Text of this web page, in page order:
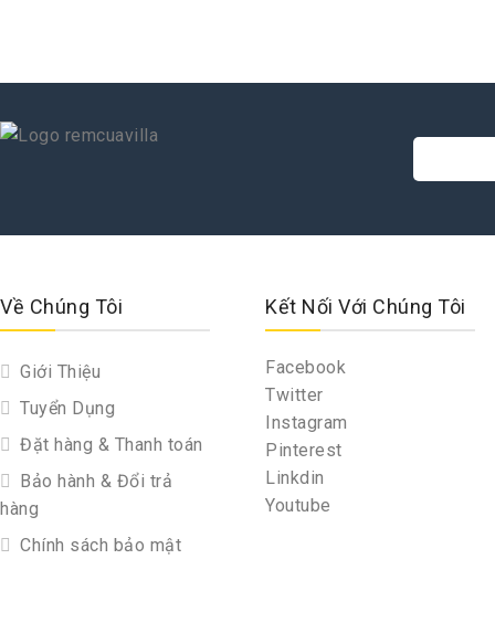
Về Chúng Tôi
Giới Thiệu
Tuyển Dụng
Đặt hàng & Thanh toán
Bảo hành & Đổi trả
hàng
Chính sách bảo mật
Kết Nối Với Chúng Tôi
Facebook
Twitter
Instagram
Pinterest
Linkdin
Youtube